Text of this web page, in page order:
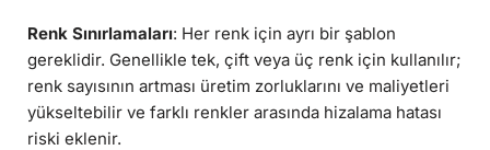
Renk Sınırlamaları: Her renk için ayrı bir şablon
gereklidir. Genellikle tek, çift veya üç renk için kullanılır;
renk sayısının artması üretim zorluklarını ve maliyetleri
yükseltebilir ve farklı renkler arasında hizalama hatası
riski eklenir.